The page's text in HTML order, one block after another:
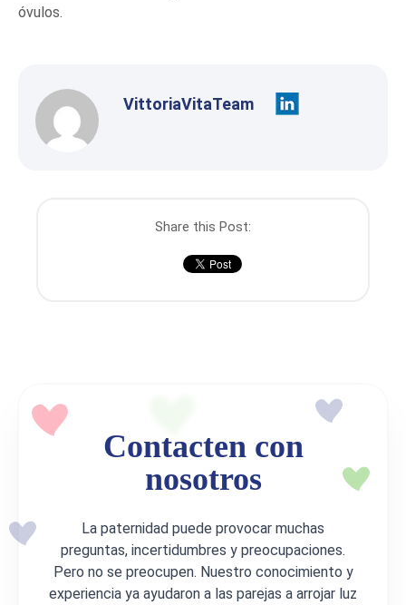
óvulos.
VittoriaVitaTeam
Share this Post:
Contacten con
nosotros
La paternidad puede provocar muchas
preguntas, incertidumbres y preocupaciones.
Pero no se preocupen. Nuestro conocimiento y
experiencia ya ayudaron a las parejas a arrojar luz